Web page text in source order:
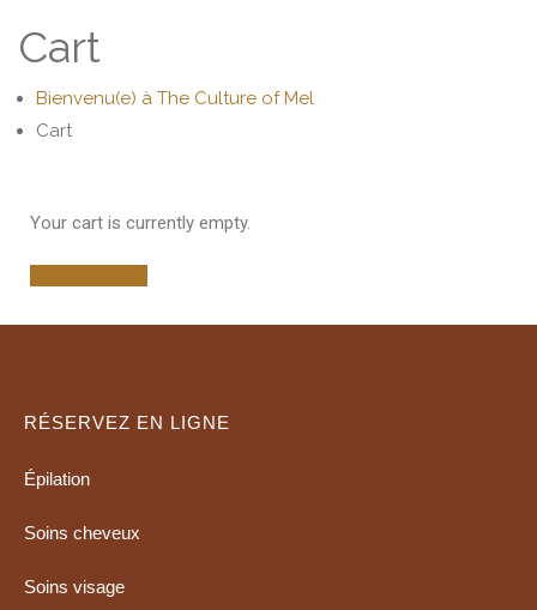
Cart
Bienvenu(e) à The Culture of Mel
Cart
Your cart is currently empty.
RÉSERVEZ EN LIGNE
Épilation
Soins cheveux
Soins visage